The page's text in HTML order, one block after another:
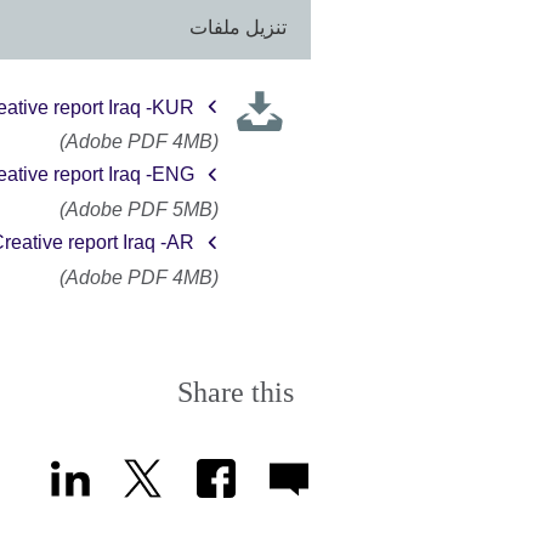
تنزيل ملفات
report Iraq -KUR
(Adobe PDF 4MB)
report Iraq -ENG
(Adobe PDF 5MB)
report Iraq -AR
(Adobe PDF 4MB)
Share this